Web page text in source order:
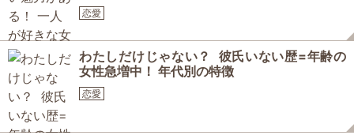
恋愛
わたしだけじゃない？ 彼氏いない歴=年齢の
女性急増中！ 年代別の特徴
恋愛